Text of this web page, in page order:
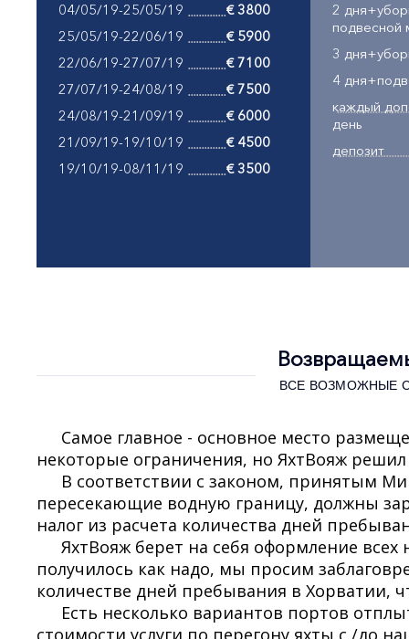
04/05/19-25/05/19
€ 3800
25/05/19-22/06/19
€ 5900
22/06/19-27/07/19
€ 7100
27/07/19-24/08/19
€ 7500
24/08/19-21/09/19
€ 6000
21/09/19-19/10/19
€ 4500
19/10/19-08/11/19
€ 3500
2
подвесной
3
4
каждый
день
депозит
ВСЕ ВОЗМОЖНЫЕ
Самое главное - основное место
некоторые ограничения, но ЯхтВояж решил
В соответствии с законом, принятым
пересекающие водную границу, должны
налог из расчета количества дней
ЯхтВояж берет на себя оформление
получилось как надо, мы просим
количестве дней пребывания в
Есть несколько вариантов портов
стоимости услуги по перегону яхты с /до